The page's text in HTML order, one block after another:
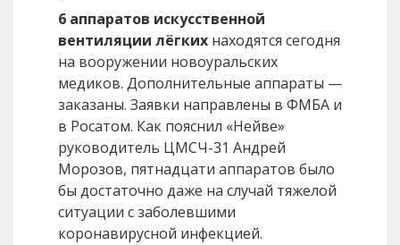
6 аппаратов искусственной
вентиляции лёгких находятся сегодня
на вооружении новоуральских
медиков. Дополнительные аппараты —
заказаны. Заявки направлены в ФМБА и
в Росатом. Как пояснил «Нейве»
руководитель ЦМСЧ-31 Андрей
Морозов, пятнадцати аппаратов было
бы достаточно даже на случай тяжелой
ситуации с заболевшими
коронавирусной инфекцией.